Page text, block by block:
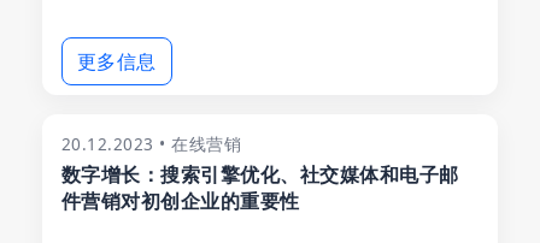
更多信息
20.12.2023 • 在线营销
数字增长：搜索引擎优化、社交媒体和电子邮
件营销对初创企业的重要性